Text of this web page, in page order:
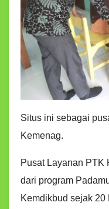
Situs ini sebagai
Kemenag.
Pusat Layanan PTK
dari program
Kemdikbud sejak